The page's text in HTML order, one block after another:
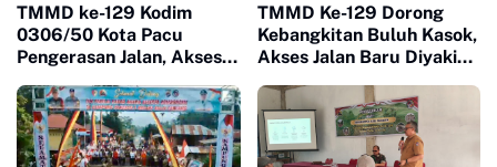
TMMD ke-129 Kodim
0306/50 Kota Pacu
Pengerasan Jalan, Akses
Mendekati Tuntas
TMMD Ke-129 Dorong
Kebangkitan Buluh Kasok,
Akses Jalan Baru Diyakini
Ekonomi Warga